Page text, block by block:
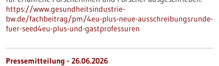
https://www.gesundheitsindustrie-
bw.de/fachbeitrag/pm/4eu-plus-neue-ausschreibungsrunde-
fuer-seed4eu-plus-und-gastprofessuren
Pressemitteilung - 26.06.2026